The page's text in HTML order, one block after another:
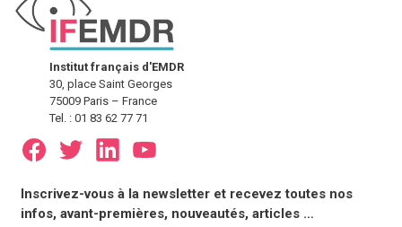
Institut français d'EMDR
30, place Saint Georges
75009 Paris – France
Tel. : 01 83 62 77 71
E-
mail
Inscrivez-vous à la newsletter et recevez toutes nos
infos, avant-premières, nouveautés, articles …